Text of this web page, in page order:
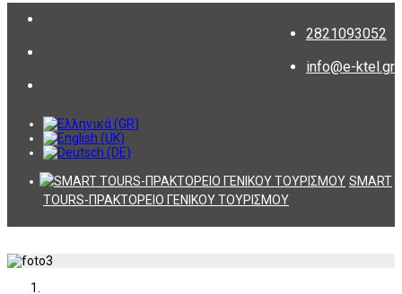
2821093052
info@e-ktel.gr
SMART
TOURS-ΠΡΑΚΤΟΡΕΙΟ ΓΕΝΙΚΟΥ ΤΟΥΡΙΣΜΟΥ